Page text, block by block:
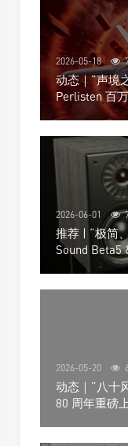
2026-05-18
动态｜”声境
Perlisten 百
京国际音响展
2026-06-01
推荐 | “极简
Sound Beta5
Play音响组合
2026-05-20
动态｜”八十
80 周年重磅